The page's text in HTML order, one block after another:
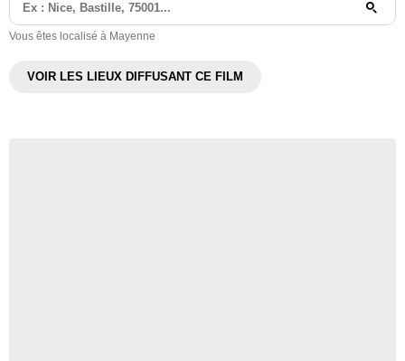
Vous êtes localisé à Mayenne
VOIR LES LIEUX DIFFUSANT CE FILM